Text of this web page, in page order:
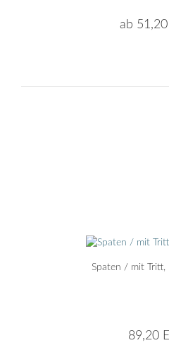
ab 51,20
Spaten / mit Tritt,
89,20